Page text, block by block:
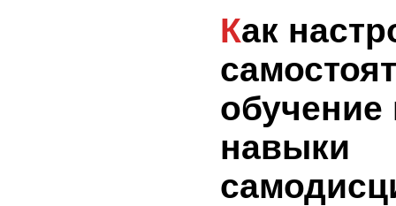
Как настроиться на
обучение
навыки